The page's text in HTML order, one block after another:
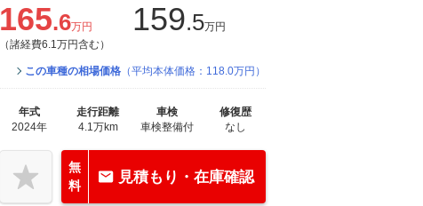
165.6万円
（諸経費6.1万円含む）
159.5万円
この車種の相場価格 （平均本体価格：118.0万円）
年式
2024年
走行距離
4.1万km
車検
車検整備付
修復歴
なし
無
料
見積もり・在庫確認